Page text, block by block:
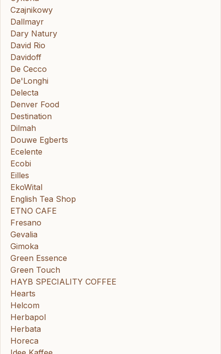
Czajnikowy
Dallmayr
Dary Natury
David Rio
Davidoff
De Cecco
De'Longhi
Delecta
Denver Food
Destination
Dilmah
Douwe Egberts
Ecelente
Ecobi
Eilles
EkoWital
English Tea Shop
ETNO CAFE
Fresano
Gevalia
Gimoka
Green Essence
Green Touch
HAYB SPECIALITY COFFEE
Hearts
Helcom
Herbapol
Herbata
Horeca